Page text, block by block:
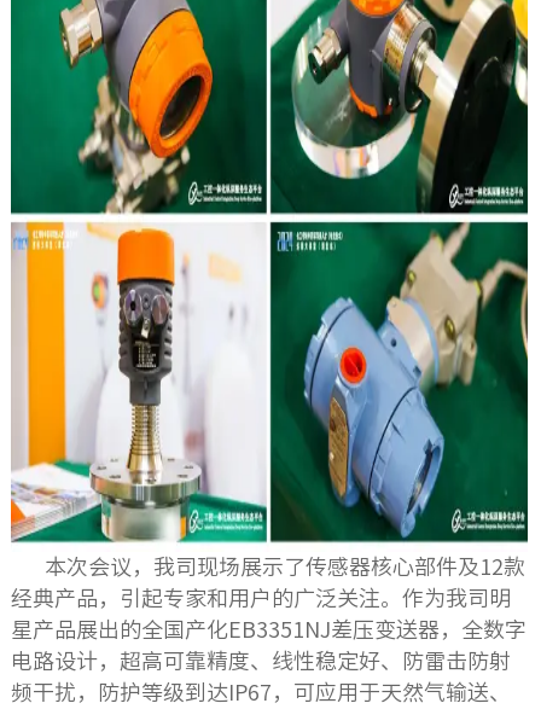
本次会议，我司现场展示了传感器核心部件及12款
经典产品，引起专家和用户的广泛关注。作为我司明
星产品展出的全国产化EB3351NJ差压变送器，全数字
电路设计，超高可靠精度、线性稳定好、防雷击防射
频干扰，防护等级到达IP67，可应用于天然气输送、